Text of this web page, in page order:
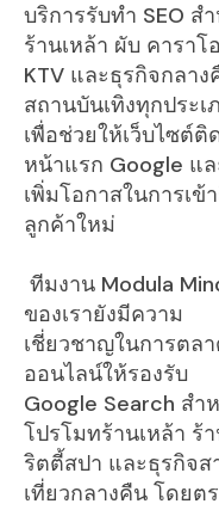
บริการรับทำ SEO ส
ร้านเหล้า ผับ คาราโ
KTV และธุรกิจกลาง
สถานบันเทิงทุกประเ
เพื่อช่วยให้เว็บไซต์ติ
หน้าแรก Google แล
เพิ่มโอกาสในการเข้
ลูกค้าใหม่
ทีมงาน Modula
ของเรายังมีความ
เชี่ยวชาญในการตล
ออนไลน์ให้รองรับ
Google Search สำ
โปรโมทร้านเหล้า ร้
ริตตี้สปา และธุรกิจส
เที่ยวกลางคืน โดยต